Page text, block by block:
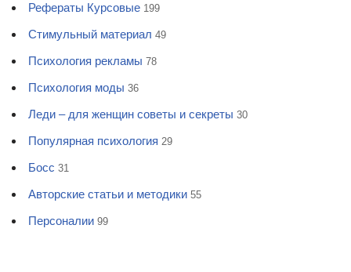
Рефераты Курсовые 199
Стимульный материал 49
Психология рекламы 78
Психология моды 36
Леди – для женщин советы и секреты 30
Популярная психология 29
Босс 31
Авторские статьи и методики 55
Персоналии 99